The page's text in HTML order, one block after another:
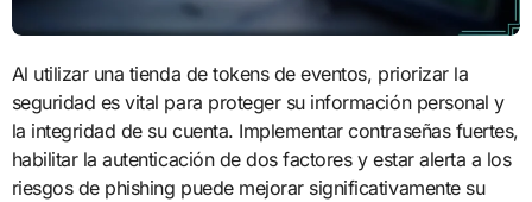
Al utilizar una tienda de tokens de eventos, priorizar la
seguridad es vital para proteger su información personal y
la integridad de su cuenta. Implementar contraseñas fuertes,
habilitar la autenticación de dos factores y estar alerta a los
riesgos de phishing puede mejorar significativamente su